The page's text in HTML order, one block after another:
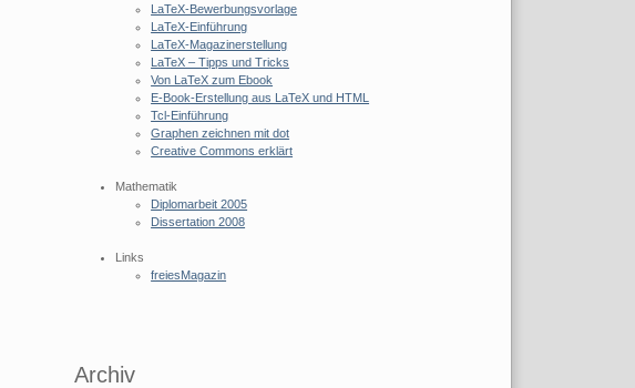
LaTeX-Bewerbungsvorlage
LaTeX-Einführung
LaTeX-Magazinerstellung
LaTeX – Tipps und Tricks
Von LaTeX zum Ebook
E-Book-Erstellung aus LaTeX und HTML
Tcl-Einführung
Graphen zeichnen mit dot
Creative Commons erklärt
Mathematik
Diplomarbeit 2005
Dissertation 2008
Links
freiesMagazin
Archiv